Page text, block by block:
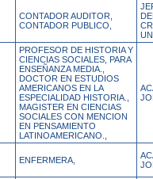
CONTADOR AUDITOR,
CONTADOR PUBLICO,
PROFESOR DE HISTORIA Y
CIENCIAS SOCIALES, PARA
ENSEÑANZA MEDIA.,
DOCTOR EN ESTUDIOS
AMERICANOS EN LA
ESPECIALIDAD HISTORIA.,
MAGISTER EN CIENCIAS
SOCIALES CON MENCION
EN PENSAMIENTO
LATINOAMERICANO.,
ENFERMERA,